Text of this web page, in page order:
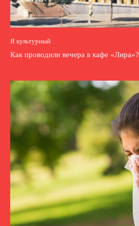
Я культурный
Как проводили вечера в кафе «Лира»?